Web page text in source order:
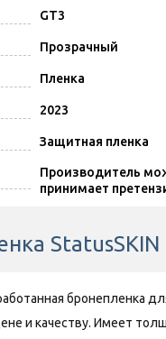
GT3
Прозрачный
Пленка
2023
Защитная пленка
Производитель
принимает
бронепленка
и качеству. Имеет